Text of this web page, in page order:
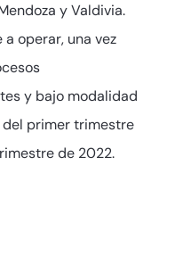
y Valdivia.
operar, una vez
y bajo modalidad
del primer trimestre
de 2022.